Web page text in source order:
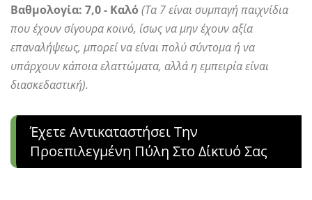
Βαθμολογία: 7,0 - Καλό (Τα 7 είναι συμπαγή παιχνίδια
που έχουν σίγουρα κοινό, ίσως να μην έχουν αξία
επαναλήψεως, μπορεί να είναι πολύ σύντομα ή να
υπάρχουν κάποια ελαττώματα, αλλά η εμπειρία είναι
διασκεδαστική).
Έχετε Αντικαταστήσει Την
Προεπιλεγμένη Πύλη Στο Δίκτυό Σας